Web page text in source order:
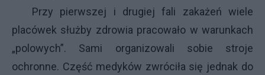
Przy pierwszej i drugiej fali zakażeń wiele
placówek służby zdrowia pracowało w warunkach
„polowych”. Sami organizowali sobie stroje
ochronne. Część medyków zwróciła się jednak do